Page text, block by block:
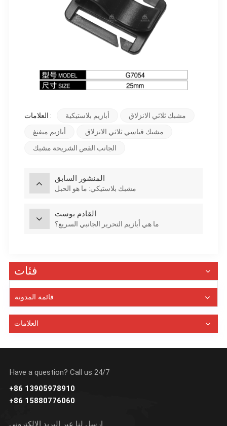
العلامات : أبازيم بلاستيكية
مشبك ثلاثي الانزلاق
أبازيم ميفنغ
مشبك قياسي ثلاثي الانزلاق
الجانب القص الشريحة مشبك
المنشور السابق
مشبك بلاستيكي: ما هو الحبل
القادم بوست
ما هي أبازيم التحرير الجانبي السريع؟
فئات
قائمة المدونة
العلامات
Have a question? Call us 24/7
+86 13905978910
+86 15880776060
ارسل لنا عبر البريد الإلكتروني